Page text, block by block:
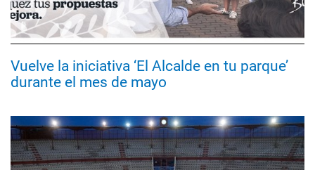
Vuelve la iniciativa ‘El Alcalde en tu parque’
durante el mes de mayo